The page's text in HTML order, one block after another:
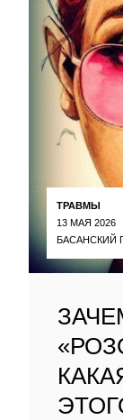
ТРАВМЫ
13 МАЯ 2026
БАСАНСКИЙ